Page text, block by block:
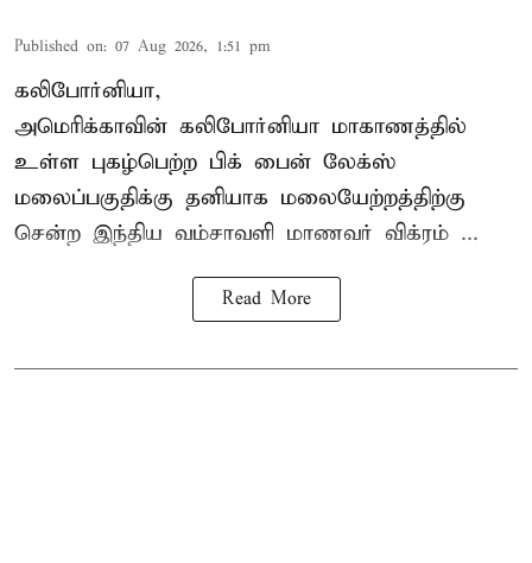
Published on: 07 Aug 2026, 1:51 pm
கலிபோர்னியா,
அமெரிக்காவின் கலிபோர்னியா மாகாணத்தில்
உள்ள புகழ்பெற்ற பிக் பைன் லேக்ஸ்
மலைப்பகுதிக்கு தனியாக மலையேற்றத்திற்கு
சென்ற இந்திய வம்சாவளி மாணவர் விக்ரம் ...
Read More